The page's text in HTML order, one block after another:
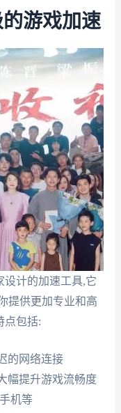
游戏加速
设计的加速工具,它
提供更加专业和高
点包括:
的网络连接
幅提升游戏流畅度
机等